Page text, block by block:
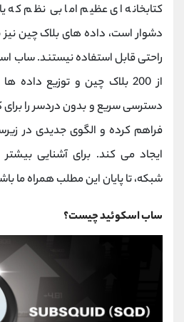
کتابخانه ‌ای عظیم اما بی‌ نظم که
دشوار است، داده ‌های بلاک چین
‌راحتی قابل استفاده نیستند. ساب
از 200 بلاک چین و توزیع
دسترسی سریع و بدون دردسر را
فراهم کرده و الگوی جدیدی در
ایجاد می ‌کند. برای آشنایی
شبکه، تا پایان این مطلب همراه ما
ساب ‌اسکوئید چیست؟
کانال تلگرام